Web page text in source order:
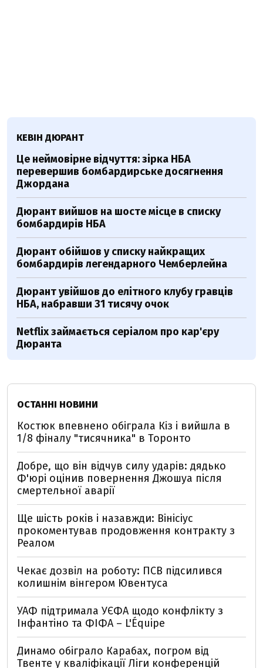
КЕВІН ДЮРАНТ
Це неймовірне відчуття: зірка НБА
перевершив бомбардирське досягнення
Джордана
Дюрант вийшов на шосте місце в списку
бомбардирів НБА
Дюрант обійшов у списку найкращих
бомбардирів легендарного Чемберлейна
Дюрант увійшов до елітного клубу гравців
НБА, набравши 31 тисячу очок
Netflix займається серіалом про кар'єру
Дюранта
ОСТАННІ НОВИНИ
Костюк впевнено обіграла Кіз і вийшла в
1/8 фіналу "тисячника" в Торонто
Добре, що він відчув силу ударів: дядько
Ф'юрі оцінив повернення Джошуа після
смертельної аварії
Ще шість років і назавжди: Вінісіус
прокоментував продовження контракту з
Реалом
Чекає дозвіл на роботу: ПСВ підсилився
колишнім вінгером Ювентуса
УАФ підтримала УЄФА щодо конфлікту з
Інфантіно та ФІФА – L'Équipe
Динамо обіграло Карабах, погром від
Твенте у кваліфікації Ліги конференцій